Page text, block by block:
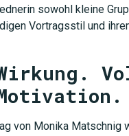
sowohl kleine
Vortragsstil und
von Monika Matschnig